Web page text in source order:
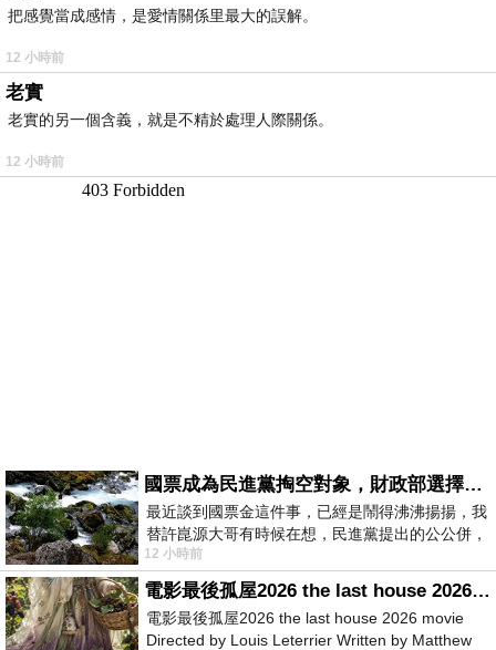
把感覺當成感情，是愛情關係里最大的誤解。
12 小時前
老實
老實的另一個含義，就是不精於處理人際關係。
12 小時前
國票成為民進黨掏空對象，財政部選擇性失憶
最近談到國票金這件事，已經是鬧得沸沸揚揚，我
替許崑源大哥有時候在想，民進黨提出的公公併，
其實就是想要國庫通黨庫，鬧出最大的醜
12 小時前
電影最後孤屋2026 the last house 2026 movie
電影最後孤屋2026 the last house 2026 movie
Directed by Louis Leterrier Written by Matthew